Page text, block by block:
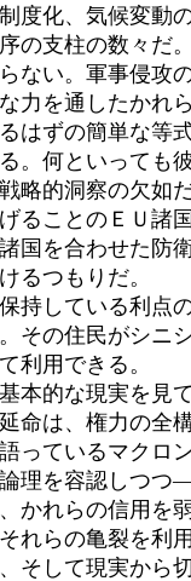
化、気候変動
の支柱の数々だ。
ない。軍事侵攻
を通したかれ
ずの簡単な等
。何といっても
略的洞察の欠如だ
ことのＥＵ諸
国を合わせた
るつもりだ。
している利点
その住民がシ
利用できる。
的な現実を見
命は、権力の全
ているマクロ
理を容認しつ
かれらの信用を
れらの亀裂を利
して現実から